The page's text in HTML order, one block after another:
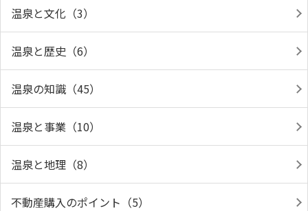
温泉と文化（3）
温泉と歴史（6）
温泉の知識（45）
温泉と事業（10）
温泉と地理（8）
不動産購入のポイント（5）